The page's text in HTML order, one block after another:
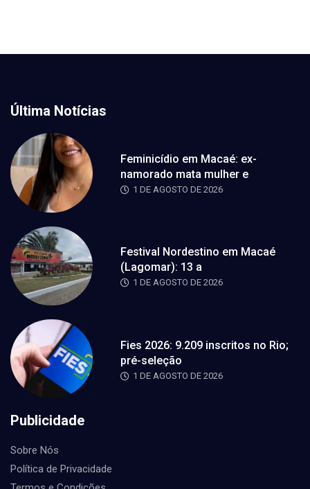
Última Notícias
Feminicídio em Macaé: ex-
namorado mata mulher e
1 DE AGOSTO DE 2026
Festival Nordestino em Macaé
(Lagomar): 13 a
1 DE AGOSTO DE 2026
Fies 2026: 9.209 inscritos no Rio;
pré-seleção
1 DE AGOSTO DE 2026
Publicidade
Sobre Nós
Política de Privacidade